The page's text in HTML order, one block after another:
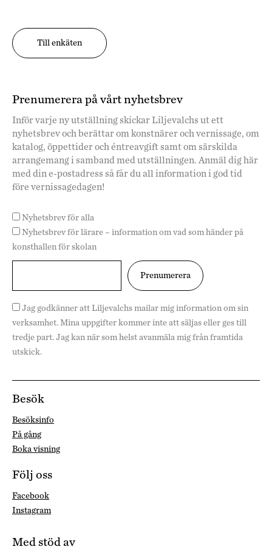
Till enkäten
Prenumerera på vårt nyhetsbrev
Inför varje ny utställning skickar Liljevalchs ut ett
nyhetsbrev och berättar om konstnärer och vernissage, om
katalog, öppettider och éntreavgift samt om särskilda
arrangemang i samband med utställningen. Anmäl dig här
med din e-postadress så får du all information i god tid
före vernissagedagen!
Nyhetsbrev för alla
Nyhetsbrev för lärare – information om vad som händer på
konsthallen för skolan
Jag godkänner att Liljevalchs mailar mig information om sin
verksamhet. Mina uppgifter kommer inte att säljas eller ges till
tredje part. Jag kan när som helst avanmäla mig från framtida
utskick.
Besök
Besöksinfo
På gång
Boka visning
Följ oss
Facebook
Instagram
Med stöd av